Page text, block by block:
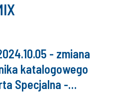
- zmiana
katalogowego
Specjalna -